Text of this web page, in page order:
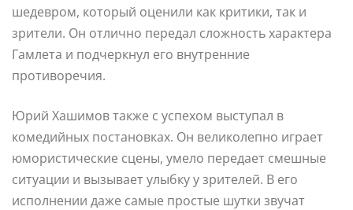
шедевром, который оценили как критики, так и
зрители. Он отлично передал сложность характера
Гамлета и подчеркнул его внутренние
противоречия.
Юрий Хашимов также с успехом выступал в
комедийных постановках. Он великолепно играет
юмористические сцены, умело передает смешные
ситуации и вызывает улыбку у зрителей. В его
исполнении даже самые простые шутки звучат